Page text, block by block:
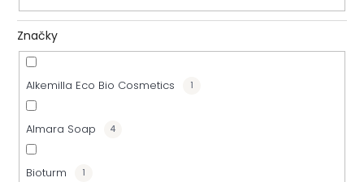
Značky
Alkemilla Eco Bio Cosmetics 1
Almara Soap 4
Bioturm 1